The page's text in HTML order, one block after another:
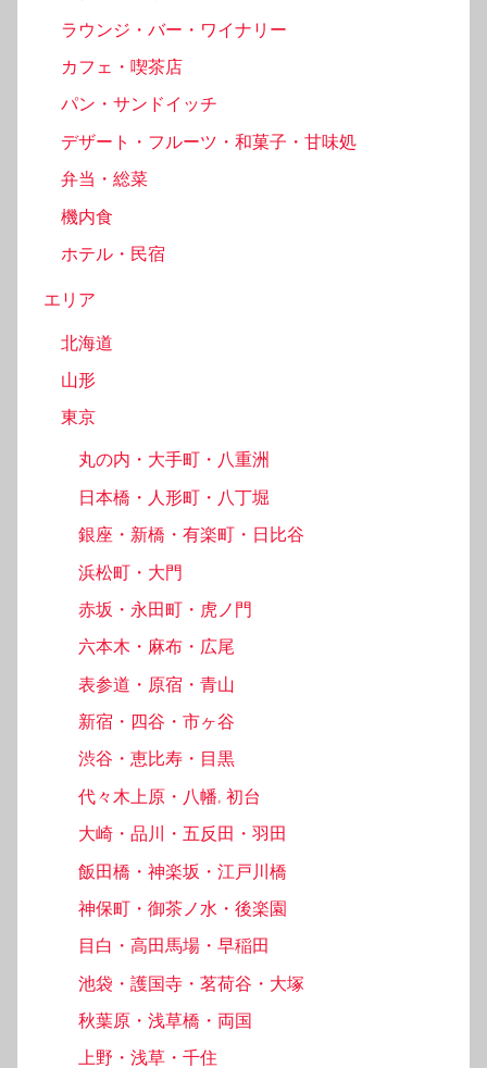
ラウンジ・バー・ワイナリー
カフェ・喫茶店
パン・サンドイッチ
デザート・フルーツ・和菓子・甘味処
弁当・総菜
機内食
ホテル・民宿
エリア
北海道
山形
東京
丸の内・大手町・八重洲
日本橋・人形町・八丁堀
銀座・新橋・有楽町・日比谷
浜松町・大門
赤坂・永田町・虎ノ門
六本木・麻布・広尾
表参道・原宿・青山
新宿・四谷・市ヶ谷
渋谷・恵比寿・目黒
代々木上原・八幡, 初台
大崎・品川・五反田・羽田
飯田橋・神楽坂・江戸川橋
神保町・御茶ノ水・後楽園
目白・高田馬場・早稲田
池袋・護国寺・茗荷谷・大塚
秋葉原・浅草橋・両国
上野・浅草・千住